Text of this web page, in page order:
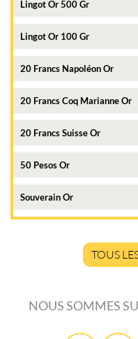
Lingot Or 500 Gr
Lingot Or 100 Gr
20 Francs Napoléon Or
20 Francs Coq Marianne Or
20 Francs Suisse Or
50 Pesos Or
Souverain Or
TOUS
NOUS SOMMES